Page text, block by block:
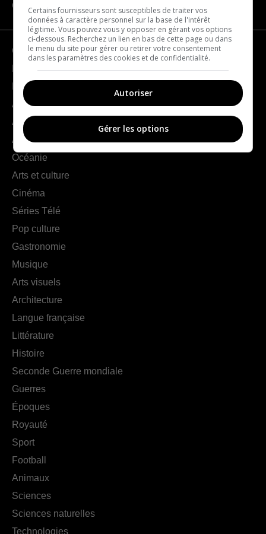
CATÉGORIES
Géographie
France
Europe
Amériques
Asie
Afrique
Océanie
Arts et culture
Cinéma
Séries Télé
Pop culture
Gastronomie
Musique
Arts visuels
Architecture
Langue française
Littérature
Histoire
Seconde Guerre mondiale
Guerres
Époques
Royauté
Sport
Football
Animaux
Sciences
Sciences naturelles
Technologies
Certains fournisseurs sont susceptibles de traiter vos
données à caractère personnel sur la base de l'intérêt
légitime. Vous pouvez vous y opposer en gérant vos options
ci-dessous. Recherchez un lien en bas de cette page ou dans
le menu du site pour gérer ou retirer votre consentement
dans les paramètres des cookies et de confidentialité.
Autoriser
Gérer les options